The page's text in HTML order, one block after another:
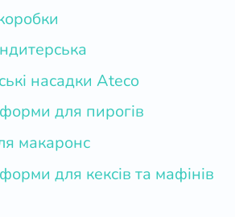
насадки Ateco
для пирогів
макаронс
для кексів та мафінів